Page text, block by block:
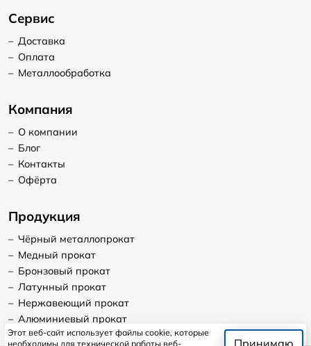
Сервис
– Доставка
– Оплата
– Металлообработка
Компания
– О компании
– Блог
– Контакты
– Офёрта
Продукция
– Чёрный металлопрокат
– Медный прокат
– Бронзовый прокат
– Латунный прокат
– Нержавеющий прокат
– Алюминиевый прокат
Этот веб-сайт использует файлы cookie, которые
необходимы для технической работы веб-